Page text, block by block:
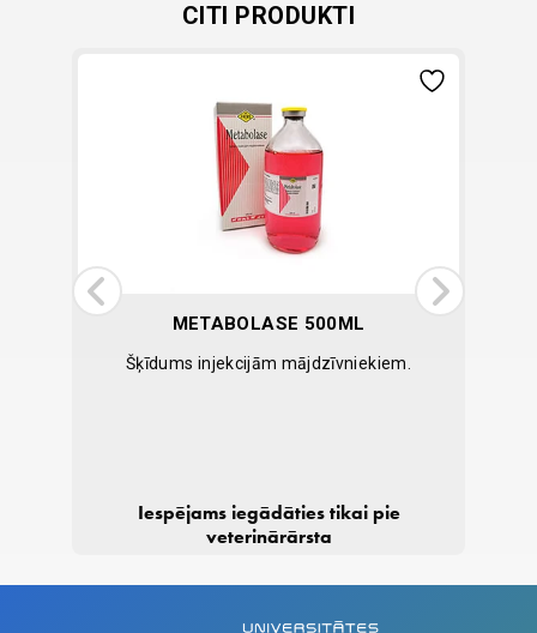
CITI PRODUKTI
METABOLASE 500ML
Šķīdums injekcijām mājdzīvniekiem.
Iespējams iegādāties tikai pie
veterinārārsta